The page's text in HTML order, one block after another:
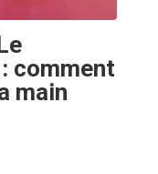
comment
main